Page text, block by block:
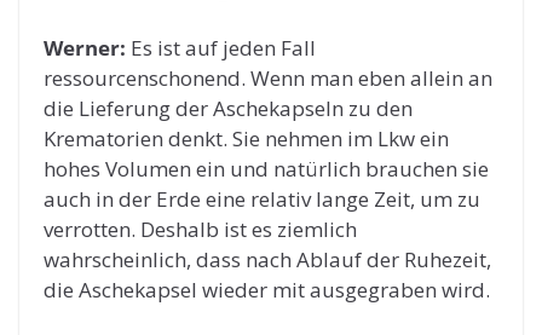
Werner: Es ist auf jeden Fall
ressourcenschonend. Wenn man eben allein an
die Lieferung der Aschekapseln zu den
Krematorien denkt. Sie nehmen im Lkw ein
hohes Volumen ein und natürlich brauchen sie
auch in der Erde eine relativ lange Zeit, um zu
verrotten. Deshalb ist es ziemlich
wahrscheinlich, dass nach Ablauf der Ruhezeit,
die Aschekapsel wieder mit ausgegraben wird.